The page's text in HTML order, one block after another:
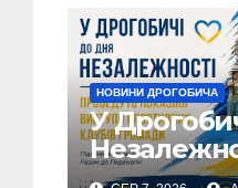
НОВИНИ ДРОГОБИЧА
У